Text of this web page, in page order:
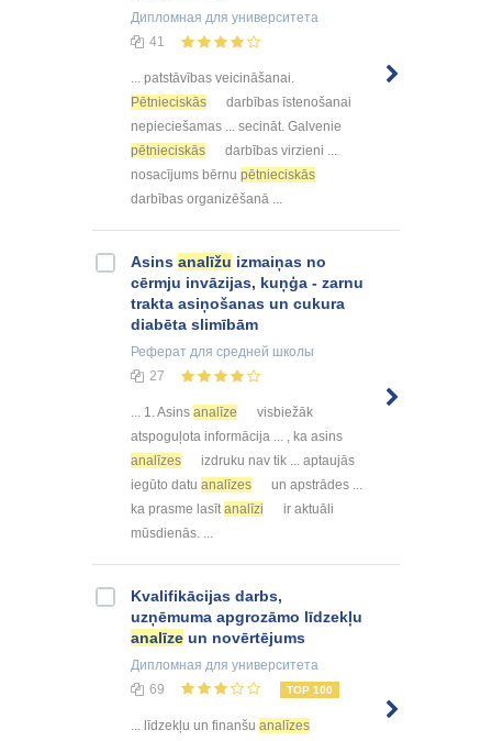
Дипломная для университета
41
... patstāvības veicināšanai.
Pētnieciskās
darbības īstenošanai
nepieciešamas ... secināt. Galvenie
pētnieciskās
darbības virzieni ...
nosacījums bērnu pētnieciskās
darbības organizēšanā ...
Asins analīžu izmaiņas no
cērmju invāzijas, kuņģa - zarnu
trakta asiņošanas un cukura
diabēta slimībām
Реферат для средней школы
27
... 1. Asins analīze
visbiežāk
atspoguļota informācija ... , ka asins
analīzes
izdruku nav tik ... aptaujās
iegūto datu analīzes
un apstrādes ...
ka prasme lasīt analīzi
ir aktuāli
mūsdienās. ...
Kvalifikācijas darbs,
uzņēmuma apgrozāmo līdzekļu
analīze un novērtējums
Дипломная для университета
69
TOP 100
... līdzekļu un finanšu analīzes